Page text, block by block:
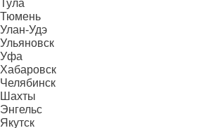
Тула
Тюмень
Улан-Удэ
Ульяновск
Уфа
Хабаровск
Челябинск
Шахты
Энгельс
Якутск